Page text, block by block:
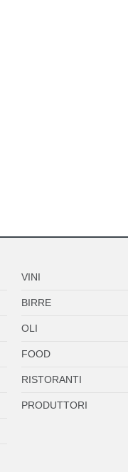
VINI
BIRRE
OLI
FOOD
RISTORANTI
PRODUTTORI